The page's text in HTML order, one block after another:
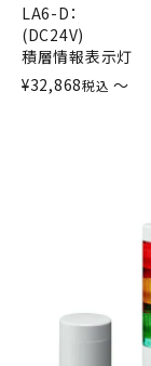
流線型
表示灯
散光式警光
LA6-D：
(DC24V)
積層情報表示灯
¥32,868税込 〜